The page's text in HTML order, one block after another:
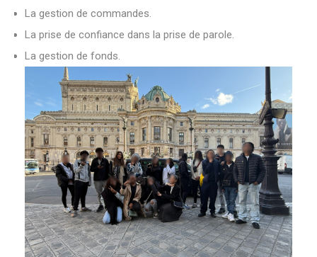
La gestion de commandes.
La prise de confiance dans la prise de parole.
La gestion de fonds.